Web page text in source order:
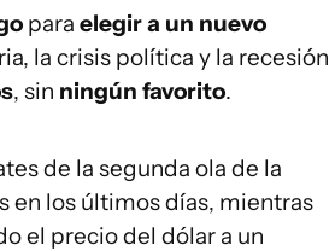
para elegir a un nuevo
la crisis política y la recesión
, sin ningún favorito.
de la segunda ola de la
en los últimos días, mientras
el precio del dólar a un